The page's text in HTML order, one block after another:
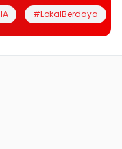
#LokalBerdaya